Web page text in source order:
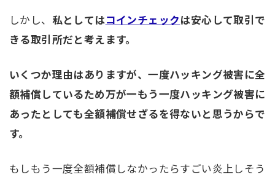
しかし、 私としてはコインチェックは安心して取引で
きる取引所だと考えます。
いくつか理由はありますが、一度ハッキング被害に全
額補償しているため万が一もう一度ハッキング被害に
あったとしても全額補償せざるを得ないと思うからで
す。
もしもう一度全額補償しなかったらすごい炎上しそう